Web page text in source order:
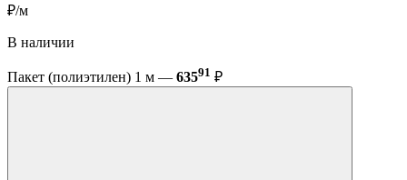
₽/м
В наличии
Пакет (полиэтилен) 1 м — 63591 ₽